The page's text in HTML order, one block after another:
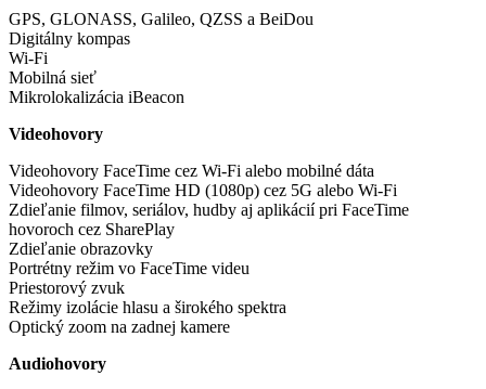
GPS, GLONASS, Galileo, QZSS a BeiDou
Digitálny kompas
Wi-Fi
Mobilná sieť
Mikrolokalizácia iBeacon
Videohovory
Videohovory FaceTime cez Wi-Fi alebo mobilné dáta
Videohovory FaceTime HD (1080p) cez 5G alebo Wi-Fi
Zdieľanie filmov, seriálov, hudby aj aplikácií pri FaceTime
hovoroch cez SharePlay
Zdieľanie obrazovky
Portrétny režim vo FaceTime videu
Priestorový zvuk
Režimy izolácie hlasu a širokého spektra
Optický zoom na zadnej kamere
Audiohovory